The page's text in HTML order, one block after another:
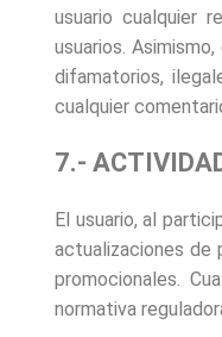
usuario cualquier
usuarios.
difamatorios,
cualquier
7.-
El usuario, al
actualizaciones de
promocionales.
normativa